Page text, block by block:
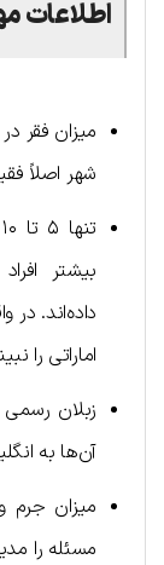
اطلاعات
میزان فقر
شهر اصلاً
بیشتر
داده‌اند.
اماراتی را
آن‌ها به
میزان
مسئله را